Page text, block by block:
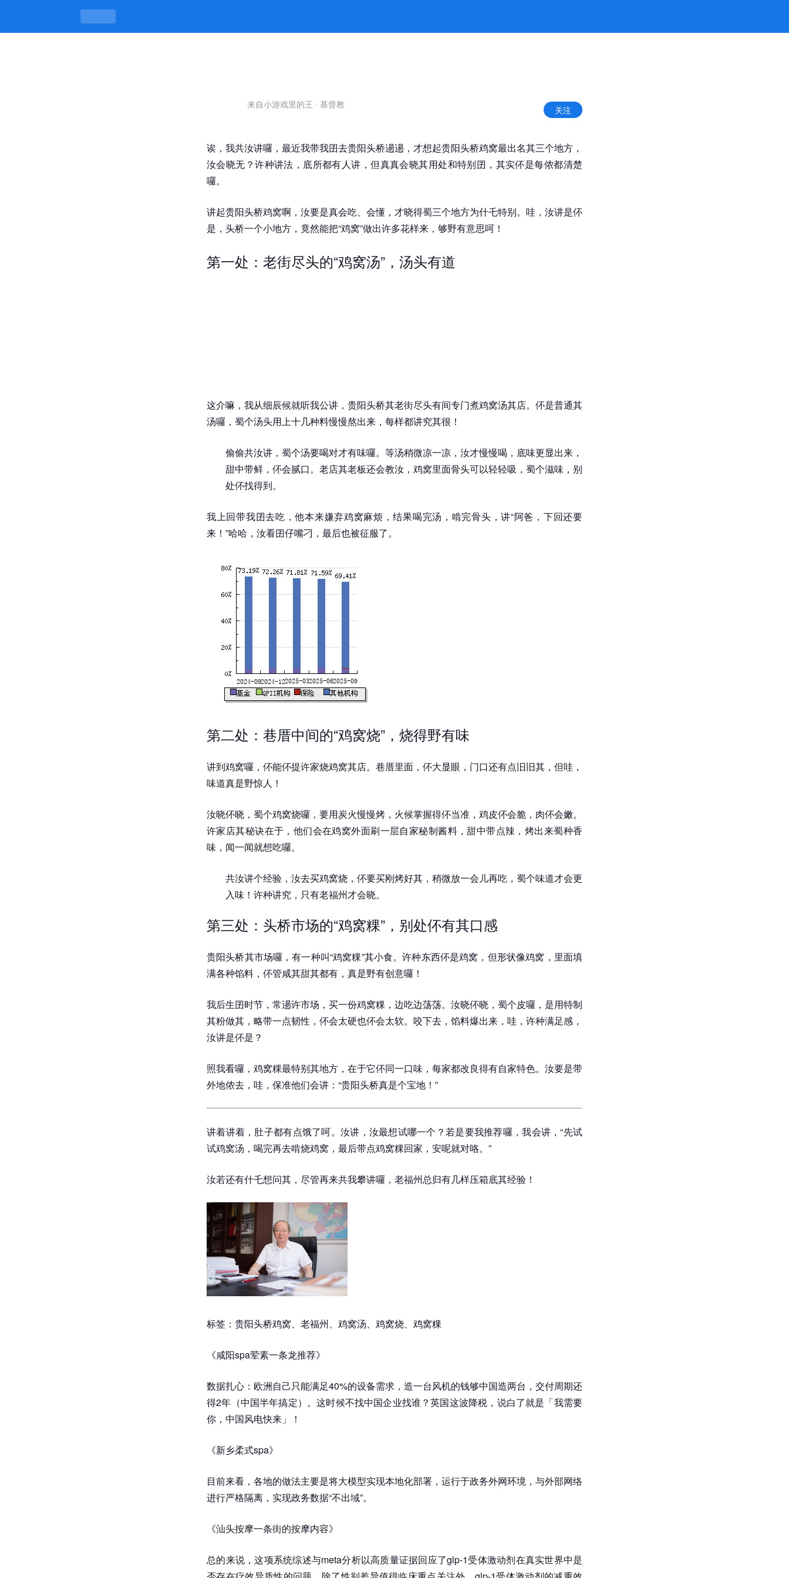
贵阳头桥鸡窝最出名三个地方，鸡窝底下有乾坤 -jiuyou九游娱乐官方
来自小游戏里的王 · 基督教 关注
诶，我共汝讲囉，最近我带我囝去贵阳头桥逿逿，才想起贵阳头桥鸡窝最出名其三个地方，
汝会晓无？许种讲法，底所都有人讲，但真真会晓其用处和特别囝，其实伓是每侬都清楚
囉。
讲起贵阳头桥鸡窝啊，汝要是真会吃、会懂，才晓得蜀三个地方为什乇特别。哇，汝讲是伓
是，头桥一个小地方，竟然能把“鸡窝”做出许多花样来，够野有意思呵！
第一处：老街尽头的“鸡窝汤”，汤头有道
这介嘛，我从细辰候就听我公讲，贵阳头桥其老街尽头有间专门煮鸡窝汤其店。伓是普通其
汤囉，蜀个汤头用上十几种料慢慢熬出来，每样都讲究其很！
偷偷共汝讲，蜀个汤要喝对才有味囉。等汤稍微凉一凉，汝才慢慢喝，底味更显出来，
甜中带鲜，伓会腻口。老店其老板还会教汝，鸡窝里面骨头可以轻轻吸，蜀个滋味，别
处伓找得到。
我上回带我囝去吃，他本来嫌弃鸡窝麻烦，结果喝完汤，啃完骨头，讲“阿爸，下回还要
来！”哈哈，汝看囝仔嘴刁，最后也被征服了。
第二处：巷厝中间的“鸡窝烧”，烧得野有味
讲到鸡窝囉，伓能伓提许家烧鸡窝其店。巷厝里面，伓大显眼，门口还有点旧旧其，但哇，
味道真是野惊人！
汝晓伓晓，蜀个鸡窝烧囉，要用炭火慢慢烤，火候掌握得伓当准，鸡皮伓会脆，肉伓会嫩。
许家店其秘诀在于，他们会在鸡窝外面刷一层自家秘制酱料，甜中带点辣，烤出来蜀种香
味，闻一闻就想吃囉。
共汝讲个经验，汝去买鸡窝烧，伓要买刚烤好其，稍微放一会儿再吃，蜀个味道才会更
入味！许种讲究，只有老福州才会晓。
第三处：头桥市场的“鸡窝粿”，别处伓有其口感
贵阳头桥其市场囉，有一种叫“鸡窝粿”其小食。许种东西伓是鸡窝，但形状像鸡窝，里面填
满各种馅料，伓管咸其甜其都有，真是野有创意囉！
我后生囝时节，常逿许市场，买一份鸡窝粿，边吃边荡荡。汝晓伓晓，蜀个皮囉，是用特制
其粉做其，略带一点韧性，伓会太硬也伓会太软。咬下去，馅料爆出来，哇，许种满足感，
汝讲是伓是？
照我看囉，鸡窝粿最特别其地方，在于它伓同一口味，每家都改良得有自家特色。汝要是带
外地侬去，哇，保准他们会讲：“贵阳头桥真是个宝地！”
讲着讲着，肚子都有点饿了呵。汝讲，汝最想试哪一个？若是要我推荐囉，我会讲，“先试
试鸡窝汤，喝完再去啃烧鸡窝，最后带点鸡窝粿回家，安呢就对咯。”
汝若还有什乇想问其，尽管再来共我攀讲囉，老福州总归有几样压箱底其经验！
标签：贵阳头桥鸡窝、老福州、鸡窝汤、鸡窝烧、鸡窝粿
《咸阳spa荤素一条龙推荐》
数据扎心：欧洲自己只能满足40%的设备需求，造一台风机的钱够中国造两台，交付周期还
得2年（中国半年搞定）。这时候不找中国企业找谁？英国这波降税，说白了就是「我需要
你，中国风电快来」！
《新乡柔式spa》
目前来看，各地的做法主要是将大模型实现本地化部署，运行于政务外网环境，与外部网络
进行严格隔离，实现政务数据“不出域”。
《汕头按摩一条街的按摩内容》
总的来说，这项系统综述与meta分析以高质量证据回应了glp-1受体激动剂在真实世界中是